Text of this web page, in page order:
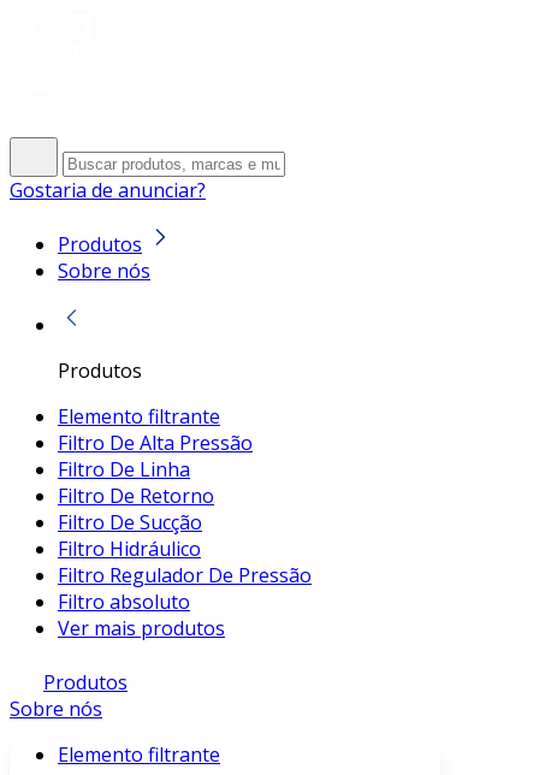
Gostaria de anunciar?
Produtos
Sobre nós
Produtos
Elemento filtrante
Filtro De Alta Pressão
Filtro De Linha
Filtro De Retorno
Filtro De Sucção
Filtro Hidráulico
Filtro Regulador De Pressão
Filtro absoluto
Ver mais produtos
Produtos
Sobre nós
Elemento filtrante